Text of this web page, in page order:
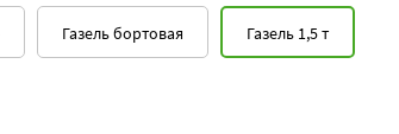
Газель 1,5 т
Газель бортовая